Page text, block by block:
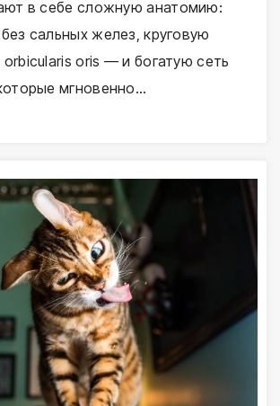
в себе сложную анатомию:
сальных желез, круговую
oris — и богатую сеть
мгновенно…